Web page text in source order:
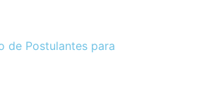
de Postulantes para